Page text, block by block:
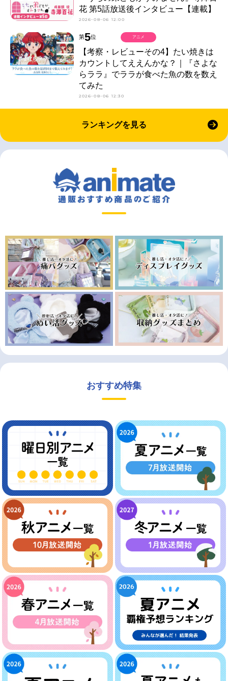
花 第5話放送後インタビュー【連載】
2026-08-06 12:00
第5位
【考察・レビューその4】たい焼きは
カウントしてええんかな？｜『さよな
らララ』でララが食べた魚の数を数え
てみた
2026-08-06 12:30
アニメ
ランキングを見る
おすすめ特集